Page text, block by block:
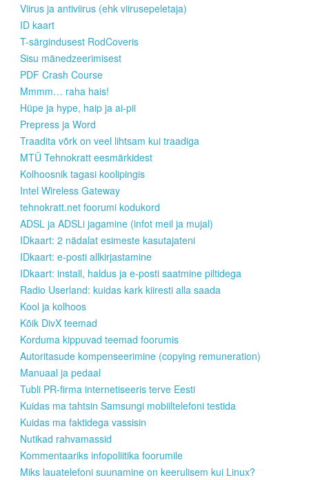
Viirus ja antiviirus (ehk viirusepeletaja)
ID kaart
T-särgindusest RodCoveris
Sisu mänedzeerimisest
PDF Crash Course
Mmmm… raha hais!
Hüpe ja hype, haip ja ai-pii
Prepress ja Word
Traadita võrk on veel lihtsam kui traadiga
MTÜ Tehnokratt eesmärkidest
Kolhoosnik tagasi koolipingis
Intel Wireless Gateway
tehnokratt.net foorumi kodukord
ADSL ja ADSLi jagamine (infot meil ja mujal)
IDkaart: 2 nädalat esimeste kasutajateni
IDkaart: e-posti allkirjastamine
IDkaart: install, haldus ja e-posti saatmine piltidega
Radio Userland: kuidas kark kiiresti alla saada
Kool ja kolhoos
Kõik DivX teemad
Korduma kippuvad teemad foorumis
Autoritasude kompenseerimine (copying remuneration)
Manuaal ja pedaal
Tubli PR-firma internetiseeris terve Eesti
Kuidas ma tahtsin Samsungi mobiiltelefoni testida
Kuidas ma faktidega vassisin
Nutikad rahvamassid
Kommentaariks infopoliitika foorumile
Miks lauatelefoni suunamine on keerulisem kui Linux?